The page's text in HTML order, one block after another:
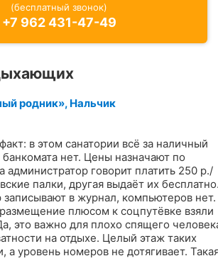
(бесплатный звонок)
+7 962 431-47-49
родник», Нальчик
в этом санатории всё за наличный
нет. Цены назначают по
администратор говорит платить 250 р./
палки, другая выдаёт их
в журнал, компьютеров нет.
плюсом к соцпутёвке взяли
это важно для плохо спящего
на отдыхе. Целый этаж таких
а уровень номеров не дотягивает.